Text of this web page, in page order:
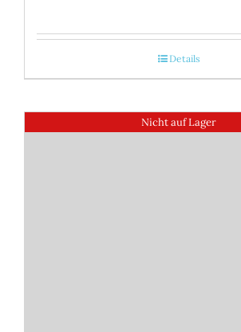
Details
Nicht auf Lager